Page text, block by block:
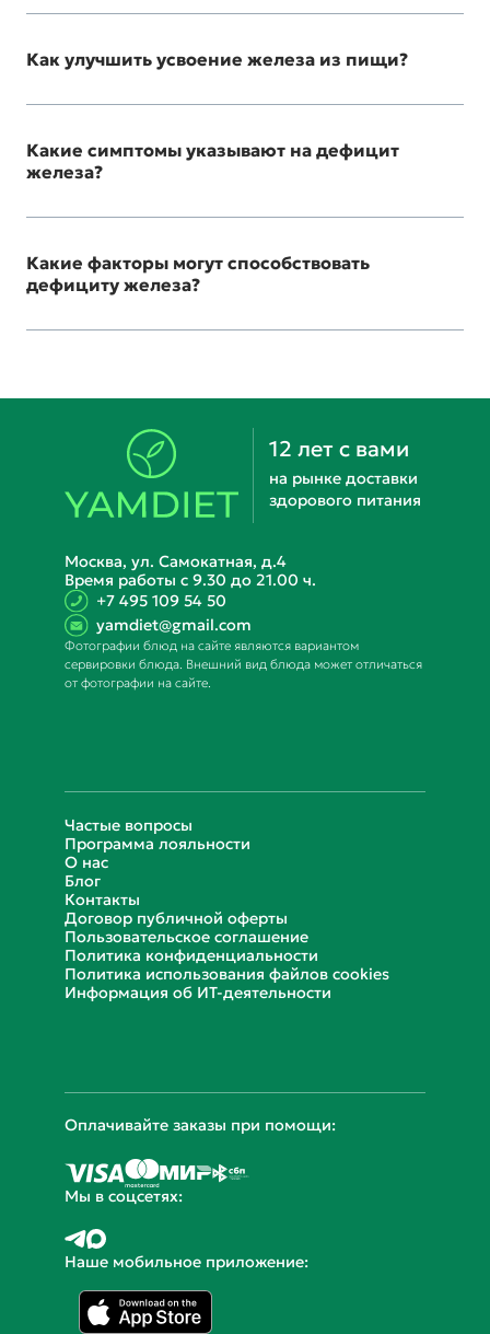
Как улучшить усвоение железа из пищи?
Какие симптомы указывают на дефицит
железа?
Какие факторы могут способствовать
дефициту железа?
на рынке доставки